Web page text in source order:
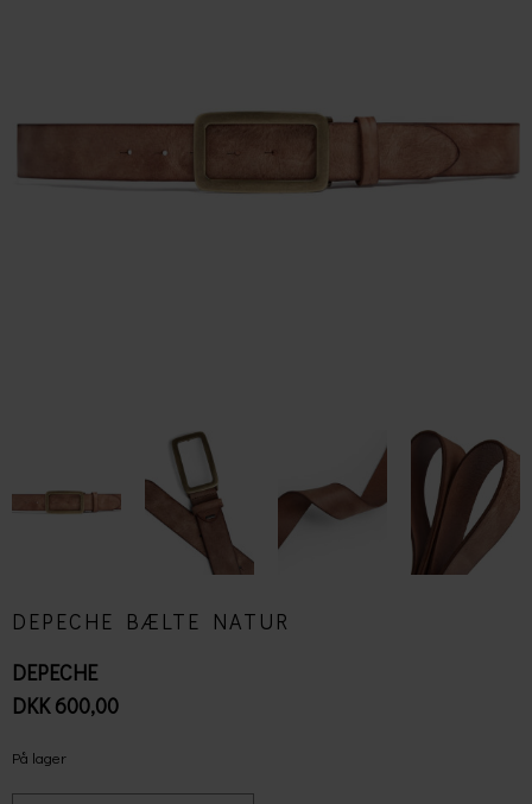
DEPECHE BÆLTE NATUR
DEPECHE
DKK 600,00
På lager